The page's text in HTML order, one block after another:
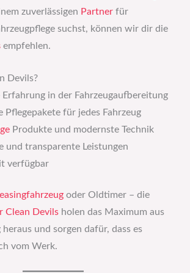
zuverlässigen Partner für
suchst, können wir dir die
empfehlen.
Devils?
Erfahrung in der Fahrzeugaufbereitung
Pflegepakete für jedes Fahrzeug
Produkte und modernste Technik
und transparente Leistungen
verfügbar
oder Oldtimer – die
Clean Devils holen das Maximum aus
heraus und sorgen dafür, dass es
vom Werk.